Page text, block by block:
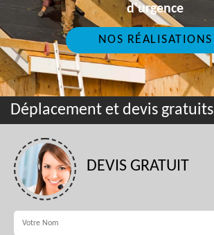
d'urgence
NOS RÉALISATIONS
Déplacement et devis gratuits
DEVIS GRATUIT